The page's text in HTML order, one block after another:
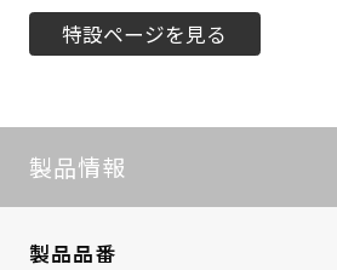
特設ページを見る
製品情報
製品品番